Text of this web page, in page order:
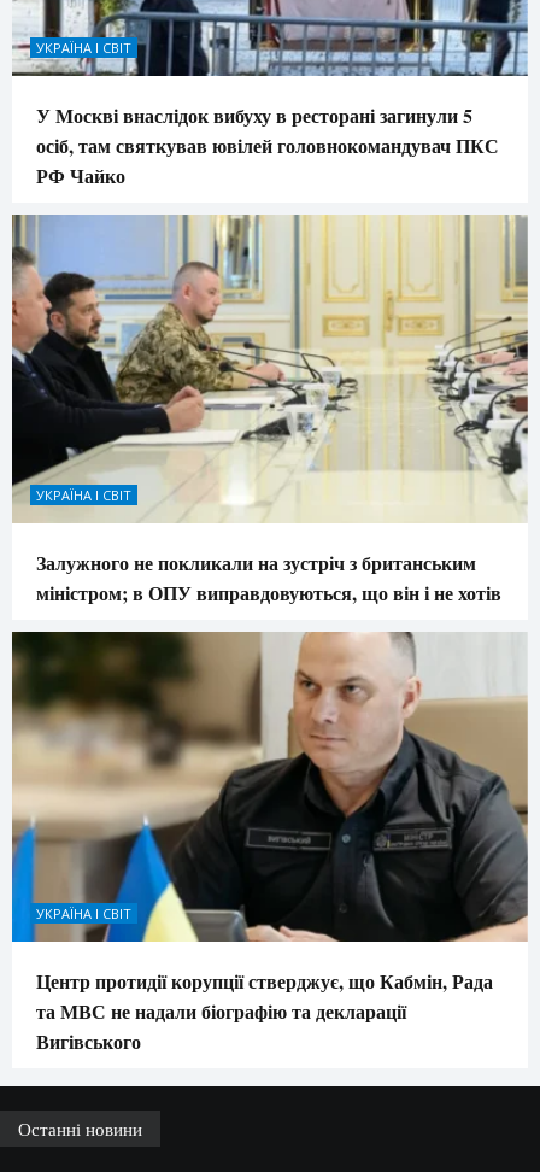
УКРАЇНА І СВІТ
У Москві внаслідок вибуху в ресторані загинули 5
осіб, там святкував ювілей головнокомандувач ПКС
РФ Чайко
УКРАЇНА І СВІТ
Залужного не покликали на зустріч з британським
міністром; в ОПУ виправдовуються, що він і не хотів
УКРАЇНА І СВІТ
Центр протидії корупції стверджує, що Кабмін, Рада
та МВС не надали біографію та декларації
Вигівського
Останні новини